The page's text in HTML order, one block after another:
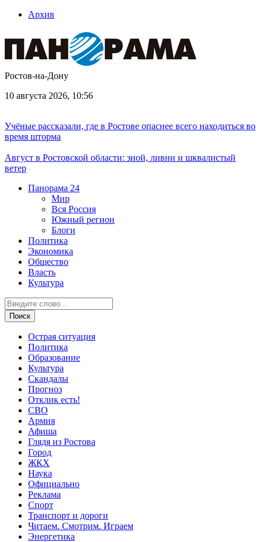
Архив
Ростов-на-Дону
10 августа 2026, 10:56
Учёные рассказали, где в Ростове опаснее всего находиться во
время шторма
Август в Ростовской области: зной, ливни и шквалистый
ветер
Панорама 24
Мир
Вся Россия
Южный регион
Блоги
Политика
Экономика
Общество
Власть
Культура
Острая ситуация
Политика
Образование
Культура
Скандалы
Прогноз
Отклик есть!
СВО
Армия
Афиша
Глядя из Ростова
Город
ЖКХ
Наука
Официально
Реклама
Спорт
Транспорт и дороги
Читаем. Смотрим. Играем
Энергетика